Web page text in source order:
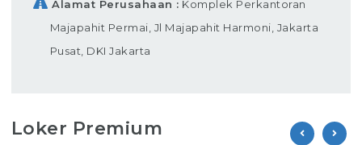
Alamat Perusahaan
Komplek Perkantoran
Majapahit Permai, Jl Majapahit Harmoni, Jakarta
Pusat, DKI Jakarta
Loker Premium